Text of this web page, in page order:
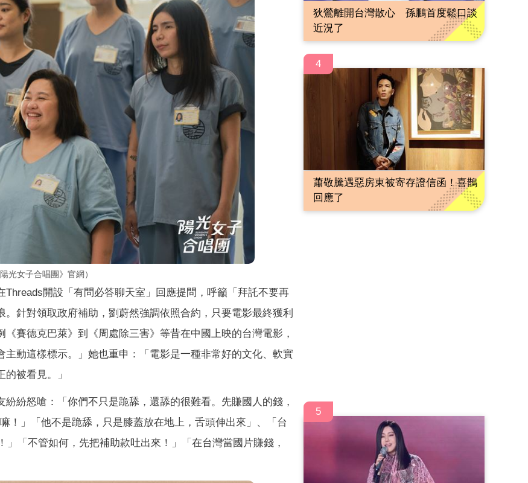
光女子合唱團》官網）
開設「有問必答聊天室」回應提問，呼籲「拜託不要再
針對領取政府補助，劉蔚然強調依照合約，只要電影最終獲利
賽德克巴萊》到《周處除三害》等昔在中國上映的台灣電影，
動這樣標示。」她也重申：「電影是一種非常好的文化、軟實
被看見。」
紛怒嗆：「你們不只是跪舔，還舔的很難看。先賺國人的錢，
！」「他不是跪舔，只是膝蓋放在地上，舌頭伸出來」、「台
「不管如何，先把補助款吐出來！」「在台灣當國片賺錢，
狄鶯離開台灣散心 孫鵬首度鬆口談
近況了
4
蕭敬騰遇惡房東被寄存證信函！喜鵲
回應了
5